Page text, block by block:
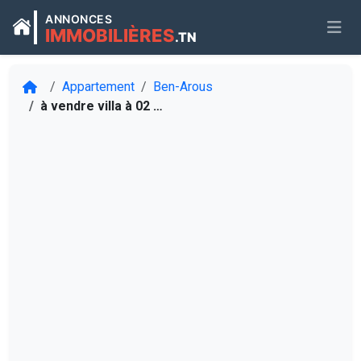
ANNONCES
IMMOBILIÈRES.TN
Appartement
Ben-Arous
à vendre villa à 02 étages situé au route Naasen - à El Mourouj 5.